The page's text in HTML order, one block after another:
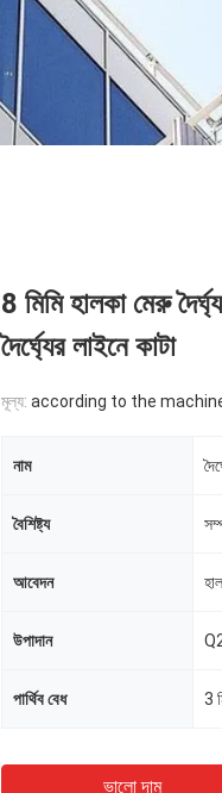
8 মিমি হালকা মেরু
দৈর্ঘ্যের লাইনে কাটা
মূল্য: according to the machine
নাম
বৈশিষ্ট্য
আবেদন
উপাদান
পার্থিব বেধ 3
ভালো দাম